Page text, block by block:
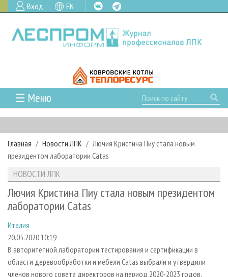
Вход EN
☰ Меню
ГЛАВНАЯ
РУБРИКИ И ТЕМЫ
РУБРИКИ ЖУРНАЛА
ЛЕСОЗАГОТОВКА
ЛЕСОПИЛЕНИЕ
СУШКА ДРЕВЕСИНЫ
ПРОИЗВОДСТВО ДРЕВЕСНЫХ ПЛИТ
ДЕРЕВЯННОЕ ДОМОСТРОЕНИЕ
НОВОСТИ
НОВОСТИ ЛПК
НОВОСТИ ЖУРНАЛА
ПРОЕКТЫ ЛПИ
АНАЛИТИКА
ПРЕДПРИЯТИЯ ЛПК
ПЕРСОНЫ
МОБИЛЬНЫЕ ВЫСТАВКИ
ОФИЦИАЛЬНЫЕ ДЕЛЕГАЦИИ
АРХИВ ЖУРНАЛОВ
О ЖУРНАЛЕ
КОНТАКТЫ
РЕКЛАМОДАТЕЛЯМ
РЕКЛАМА
РЕКЛАМА НА САЙТЕ
Главная Новости ЛПК
Лючия Кристина Пиу стала новым
президентом лаборатории Catas
НОВОСТИ ЛПК
Лючия Кристина Пиу стала новым президентом
лаборатории Catas
Италия
20.05.2020 10:19
В авторитетной лаборатории тестирования и сертификации в
области деревообработки и мебели Catas выбрали и утвердили
членов нового совета директоров на период 2020-2023 годов.